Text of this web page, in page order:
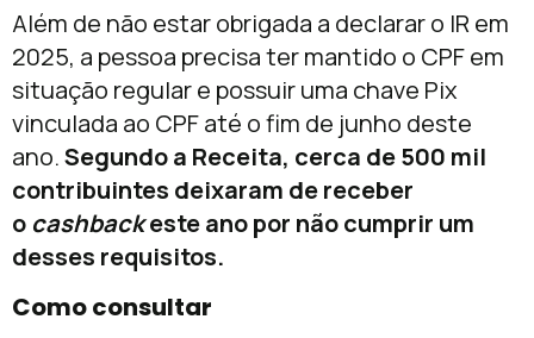
Além de não estar obrigada a declarar o IR em
2025, a pessoa precisa ter mantido o CPF em
situação regular e possuir uma chave Pix
vinculada ao CPF até o fim de junho deste
ano.Segundo a Receita, cerca de 500 mil
contribuintes deixaram de receber
o cashbackeste ano por não cumprir um
desses requisitos.
Como consultar